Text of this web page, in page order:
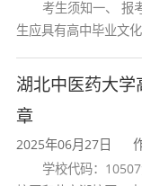
专业名称
学科门类
专业类别
考生须知一、 报
生应具有高中毕业文
构颁发的大学专科毕
湖北中医药大
章
2025年06月27日
学校代码：